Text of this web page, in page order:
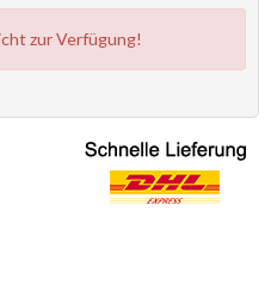
zur Verfügung!